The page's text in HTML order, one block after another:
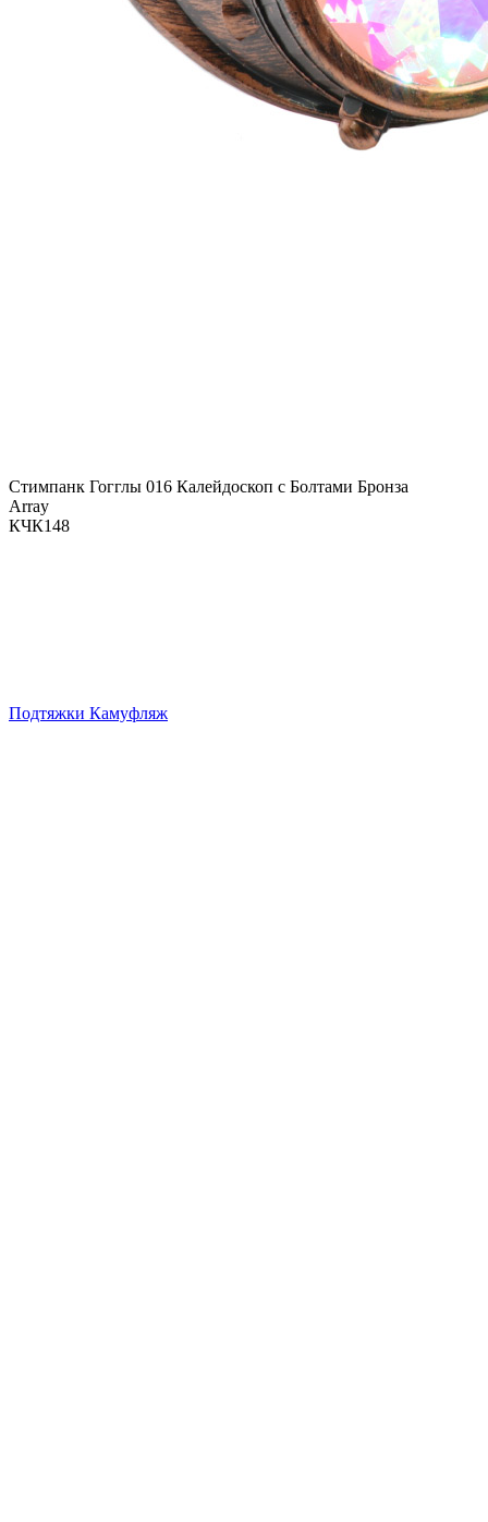
Стимпанк Гогглы 016 Калейдоскоп с Болтами Бронза
Array
КЧК148
Подтяжки Камуфляж